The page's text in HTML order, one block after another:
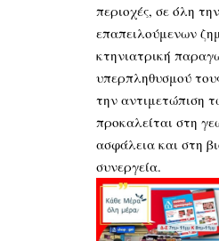
περιοχές, σε όλη
επαπειλούμενων
κτηνιατρική
υπερπληθυσμού
την αντιμετώπιση
προκαλείται στη
ασφάλεια και στη
συνεργεία.